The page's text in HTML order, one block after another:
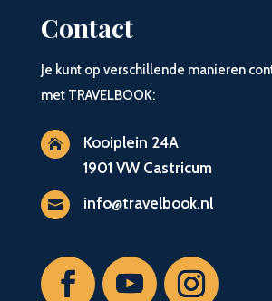
Contact
Je kunt op verschillende manieren
met TRAVELBOOK:

Kooiplein 24A
1901 VW Castricum
 info@travelbook.nl